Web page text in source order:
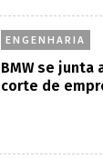
ENGENHARIA
BMW se junta
corte de